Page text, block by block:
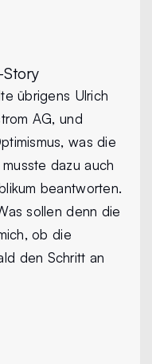
übrigens Ulrich
AG, und
was die
dazu auch
beantworten.
sollen denn die
ob die
den Schritt an